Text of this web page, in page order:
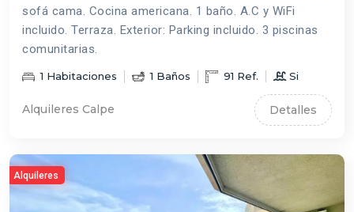
sofá cama. Cocina americana. 1 baño. A.C y WiFi
incluido. Terraza. Exterior: Parking incluido. 3 piscinas
comunitarias.
1 Habitaciones 1 Baños 91 Ref. Si
Alquileres Calpe Detalles
Alquileres